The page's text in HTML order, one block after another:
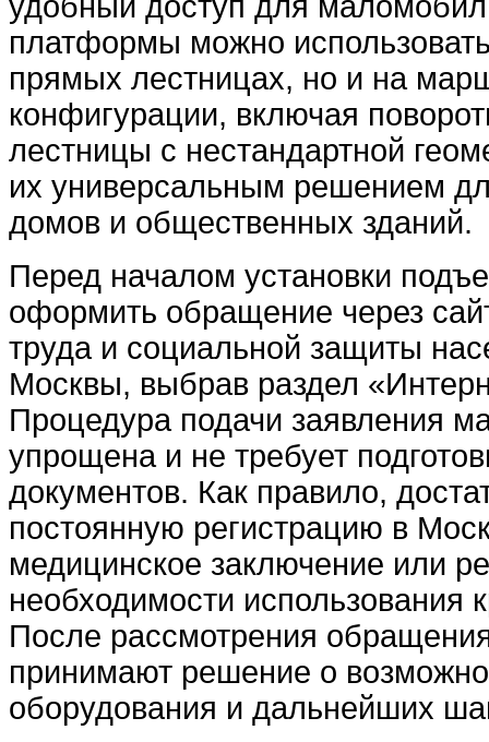
платформы можно
прямых лестницах, но и на
конфигурации, включая
лестницы с нестандартной
их универсальным решением
домов и общественных зданий.
Перед началом установки
оформить обращение через
труда и социальной защиты
Москвы, выбрав раздел
Процедура подачи заявления
упрощена и не требует
документов. Как правило,
постоянную регистрацию в
медицинское заключение или
необходимости использования
После рассмотрения
принимают решение о
оборудования и дальнейших